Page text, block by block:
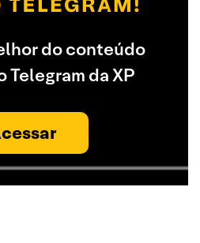
do conteúdo
Telegram da XP